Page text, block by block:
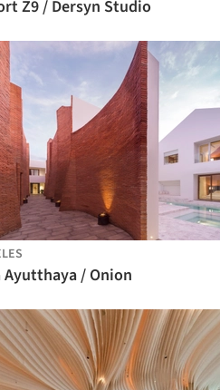
Z9 / Dersyn Studio
Ayutthaya / Onion